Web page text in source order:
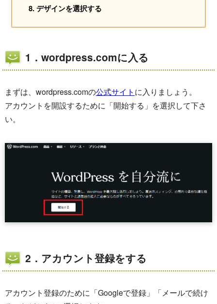
デザインを選択する
1．wordpress.comに入る
まずは、wordpress.comの公式サイト に入りましょう。
アカウントを開設するために「開始する」を選択して下さ
い。
2．アカウント登録をする
アカウント登録のために「Googleで登録」「メールで続け